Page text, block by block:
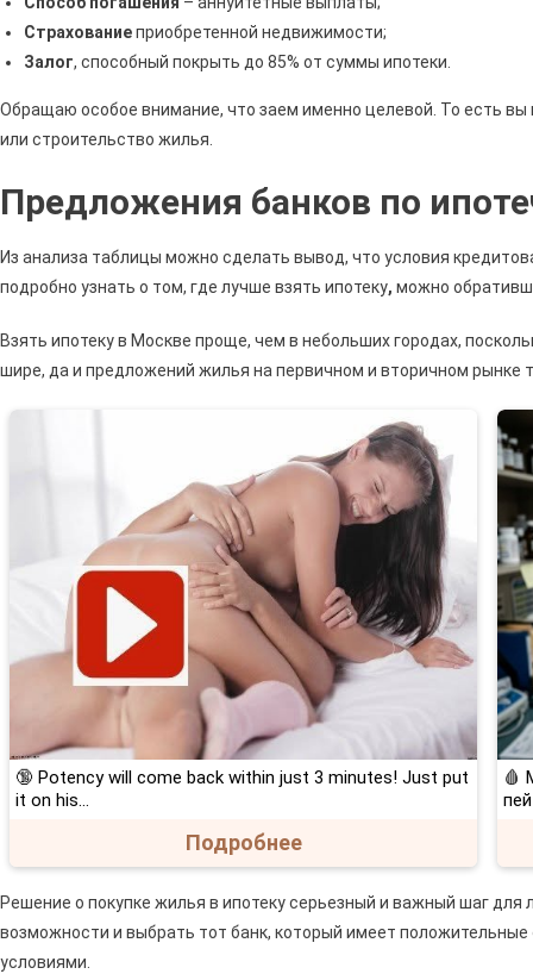
Страхованиеприобретенной недвижимости;
Залог, способный покрыть до 85% от суммы ипотеки.
Обращаю особое внимание, что заем именно целевой. То есть вы
или строительство жилья.
Предложения банков по
Из анализа таблицы можно сделать вывод, что условия
подробно узнать о том, где лучше взять ипотеку, можно
Взять ипотеку в Москве проще, чем в небольших городах,
шире, да и предложений жилья на первичном и вторичном рынке
🔞 Potency will come back within just 3 minutes! Just put
it on his…
Подробнее
🩸
Решение о покупке жилья в ипотеку серьезный и важный шаг
возможности и выбрать тот банк, который имеет
условиями.